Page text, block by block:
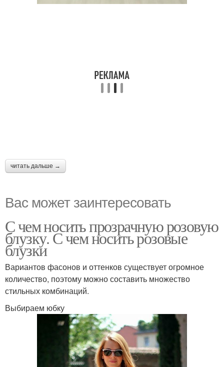
читать дальше →
Вас может заинтересовать
С чем носить прозрачную розовую
блузку. С чем носить розовые
блузки
Вариантов фасонов и оттенков существует огромное
количество, поэтому можно составить множество
стильных комбинаций.
Выбираем юбку